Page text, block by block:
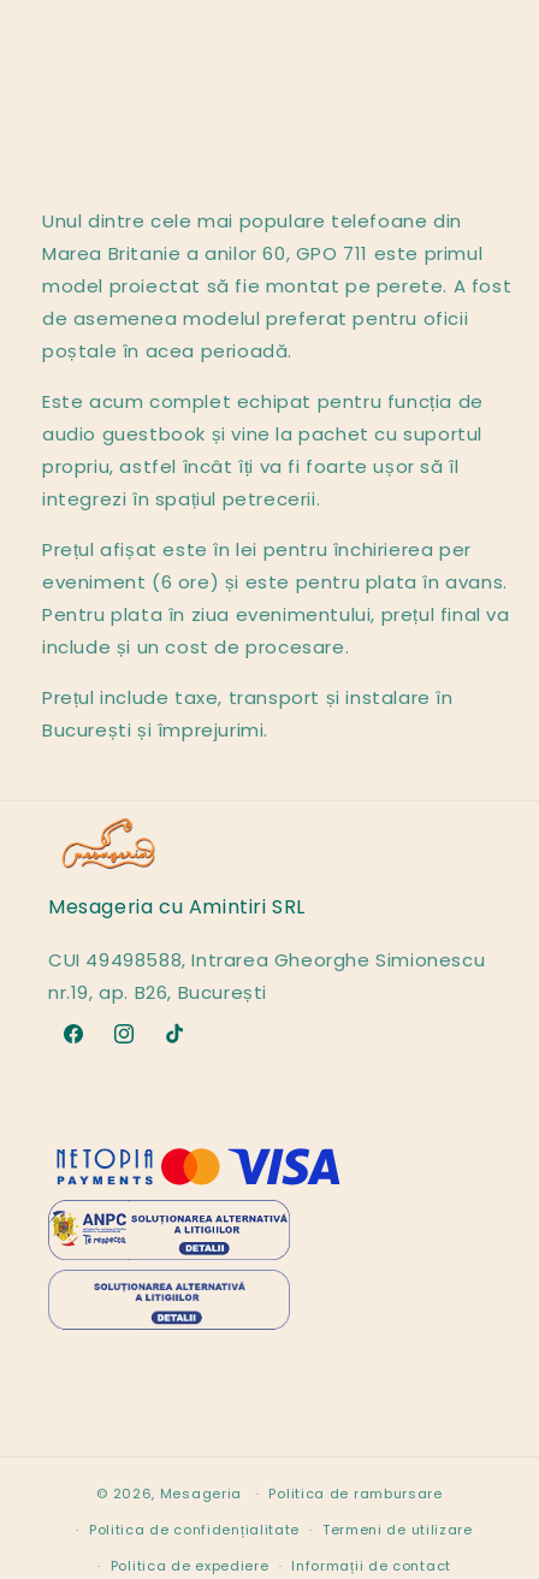
Unul dintre cele mai populare telefoane din
Marea Britanie a anilor 60, GPO 711 este primul
model proiectat să fie montat pe perete. A fost
de asemenea modelul preferat pentru oficii
poștale în acea perioadă.
Este acum complet echipat pentru funcția de
audio guestbook și vine la pachet cu suportul
propriu, astfel încât îți va fi foarte ușor să îl
integrezi în spațiul petrecerii.
Prețul afișat este în lei pentru închirierea per
eveniment (6 ore) și este pentru plata în avans.
Pentru plata în ziua evenimentului, prețul final va
include și un cost de procesare.
Prețul include taxe, transport și instalare în
București și împrejurimi.
Mesageria cu Amintiri SRL
CUI 49498588, Intrarea Gheorghe Simionescu
nr.19, ap. B26, București
FacebookInstagram
TikTok
© 2026, Mesageria
Politica de rambursare
Politica de confidențialitate
Termeni de utilizare
Politica de expediere
Informații de contact